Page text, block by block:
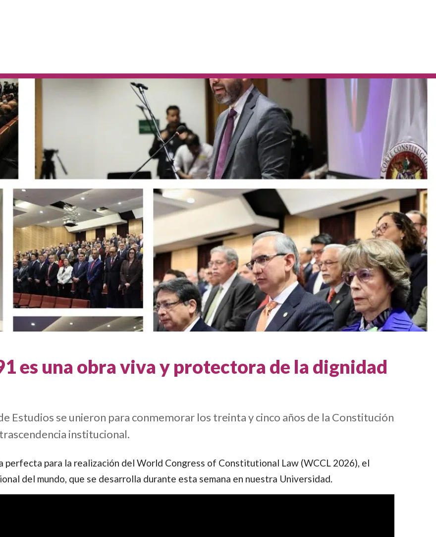
es una obra viva y protectora de la dignidad
Estudios se unieron para conmemorar los treinta y cinco años de la Constitución
institucional.
perfecta para la realización del World Congress of Constitutional Law (WCCL 2026), el
del mundo, que se desarrolla durante esta semana en nuestra Universidad.